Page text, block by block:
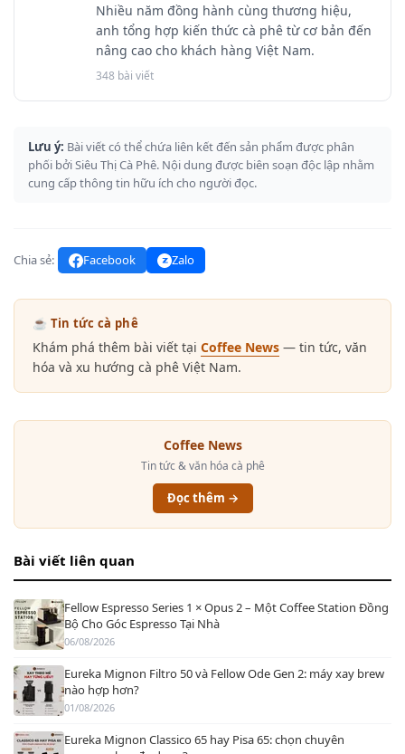
Nhiều năm đồng hành cùng thương hiệu,
anh tổng hợp kiến thức cà phê từ cơ bản đến
nâng cao cho khách hàng Việt Nam.
348 bài viết
Lưu ý: Bài viết có thể chứa liên kết đến sản phẩm được phân
phối bởi Siêu Thị Cà Phê. Nội dung được biên soạn độc lập nhằm
cung cấp thông tin hữu ích cho người đọc.
Chia sẻ: Facebook Zalo
☕ Tin tức cà phê
Khám phá thêm bài viết tại Coffee News — tin tức, văn
hóa và xu hướng cà phê Việt Nam.
Coffee News
Tin tức & văn hóa cà phê
Đọc thêm →
Bài viết liên quan
Fellow Espresso Series 1 × Opus 2 – Một Coffee Station Đồng
Bộ Cho Góc Espresso Tại Nhà
06/08/2026
Eureka Mignon Filtro 50 và Fellow Ode Gen 2: máy xay brew
nào hợp hơn?
01/08/2026
Eureka Mignon Classico 65 hay Pisa 65: chọn chuyên